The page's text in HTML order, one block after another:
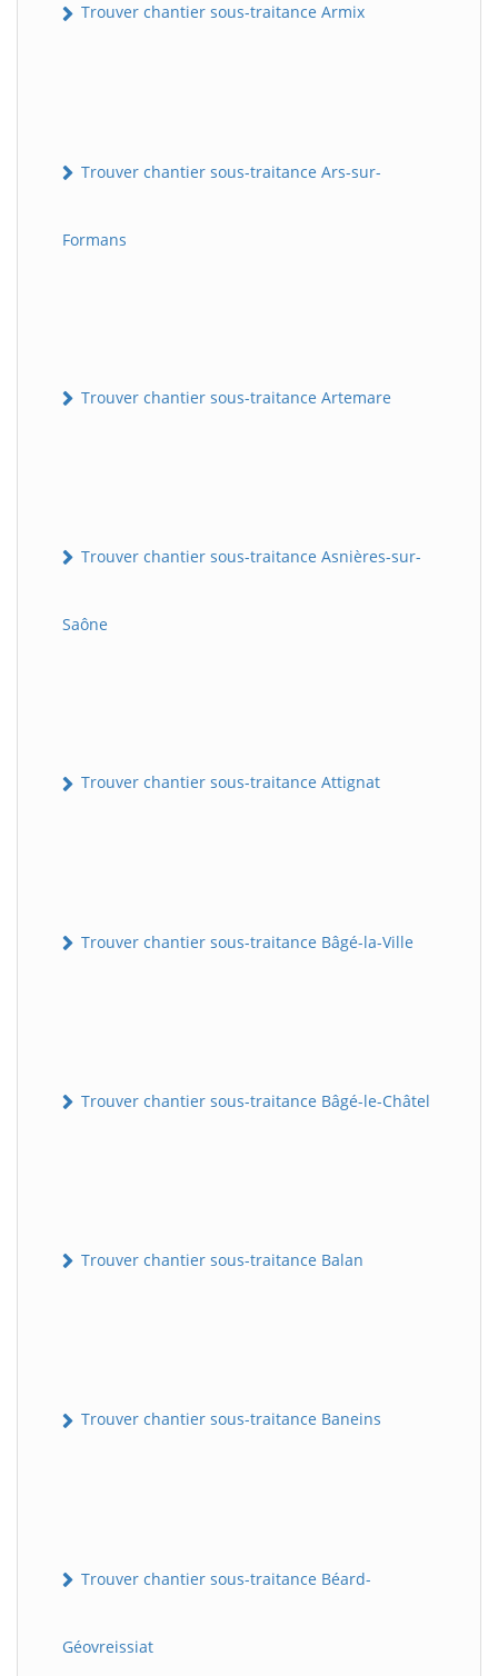
Trouver chantier sous-traitance Armix
Trouver chantier sous-traitance Ars-sur-
Formans
Trouver chantier sous-traitance Artemare
Trouver chantier sous-traitance Asnières-sur-
Saône
Trouver chantier sous-traitance Attignat
Trouver chantier sous-traitance Bâgé-la-Ville
Trouver chantier sous-traitance Bâgé-le-Châtel
Trouver chantier sous-traitance Balan
Trouver chantier sous-traitance Baneins
Trouver chantier sous-traitance Béard-
Géovreissiat